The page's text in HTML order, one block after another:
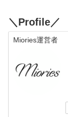
＼Profile／
Miories運営者